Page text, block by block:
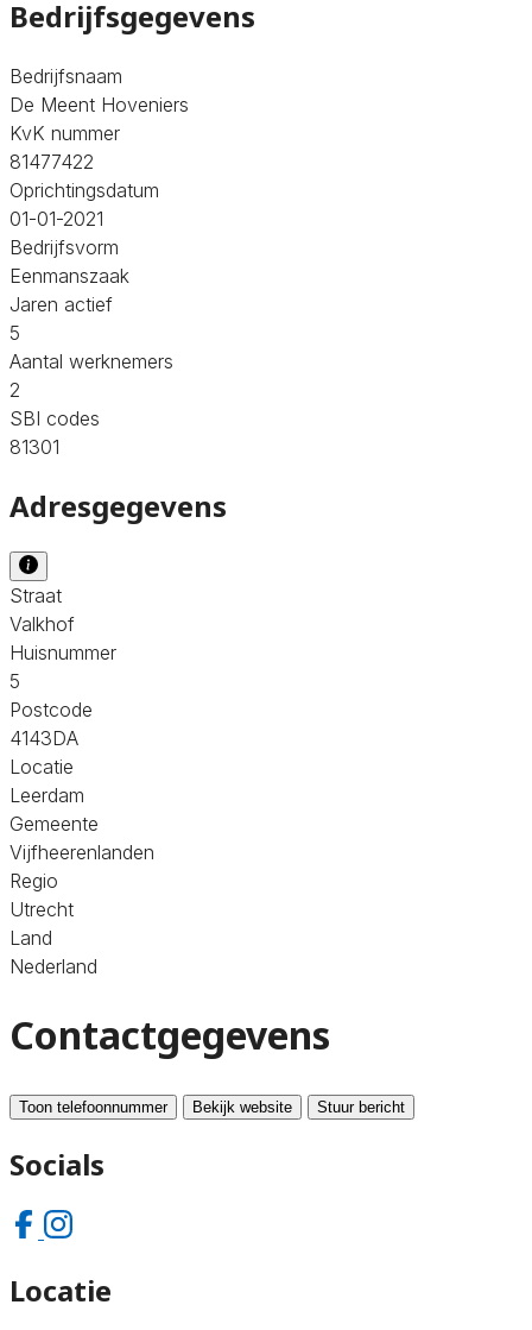
Bedrijfsgegevens
Bedrijfsnaam
De Meent Hoveniers
KvK nummer
81477422
Oprichtingsdatum
01-01-2021
Bedrijfsvorm
Eenmanszaak
Jaren actief
5
Aantal werknemers
2
SBI codes
81301
Adresgegevens
Straat
Valkhof
Huisnummer
5
Postcode
4143DA
Locatie
Leerdam
Gemeente
Vijfheerenlanden
Regio
Utrecht
Land
Nederland
Contactgegevens
Toon telefoonnummer Bekijk website Stuur bericht
Socials
Locatie